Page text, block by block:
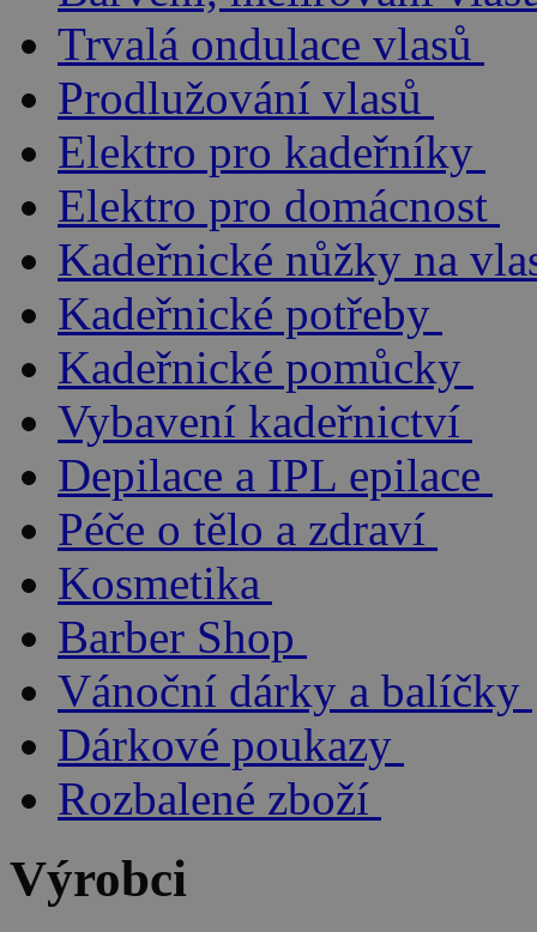
Trvalá ondulace vlasů
Prodlužování vlasů
Elektro pro kadeřníky
Elektro pro domácnost
Kadeřnické nůžky na
Kadeřnické potřeby
Kadeřnické pomůcky
Vybavení kadeřnictví
Depilace a IPL epilace
Péče o tělo a zdraví
Kosmetika
Barber Shop
Vánoční dárky a balíčky
Dárkové poukazy
Rozbalené zboží
Výrobci